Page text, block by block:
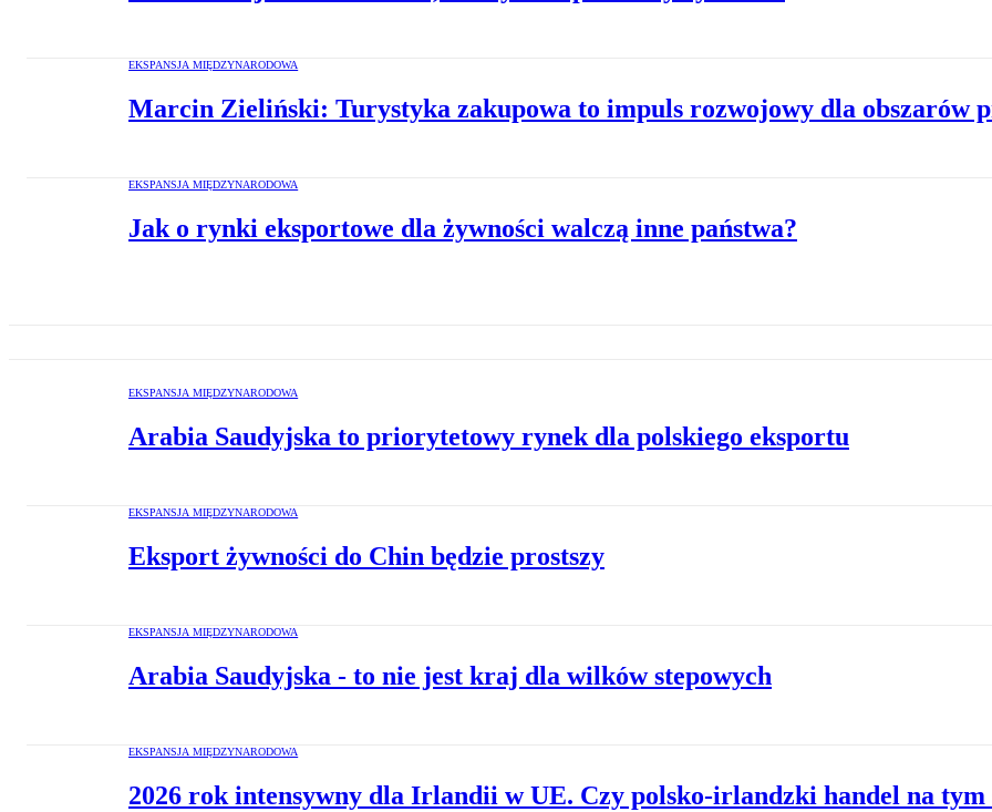
EKSPANSJA MIĘDZYNARODOWA
Marcin Zieliński: Turystyka zakupowa to impuls rozwojowy dla obszarów
EKSPANSJA MIĘDZYNARODOWA
Jak o rynki eksportowe dla żywności walczą inne państwa?
EKSPANSJA MIĘDZYNARODOWA
Arabia Saudyjska to priorytetowy rynek dla polskiego eksportu
EKSPANSJA MIĘDZYNARODOWA
Eksport żywności do Chin będzie prostszy
EKSPANSJA MIĘDZYNARODOWA
Arabia Saudyjska - to nie jest kraj dla wilków stepowych
EKSPANSJA MIĘDZYNARODOWA
2026 rok intensywny dla Irlandii w UE. Czy polsko-irlandzki handel na tym